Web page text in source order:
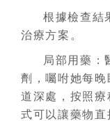
根據檢查結
治療方案。
局部用藥：
劑，囑咐她每
道深處，按照
式可以讓藥物